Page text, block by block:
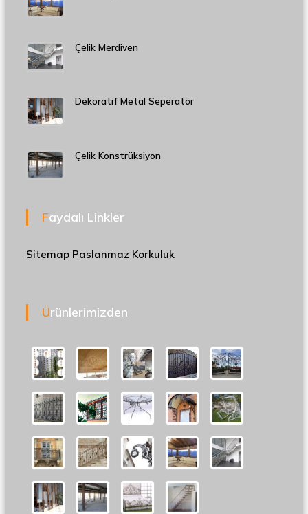
Çelik Merdiven
Dekoratif Metal Seperatör
Çelik Konstrüksiyon
Faydalı Linkler
Sitemap Paslanmaz Korkuluk
Ürünlerimizden